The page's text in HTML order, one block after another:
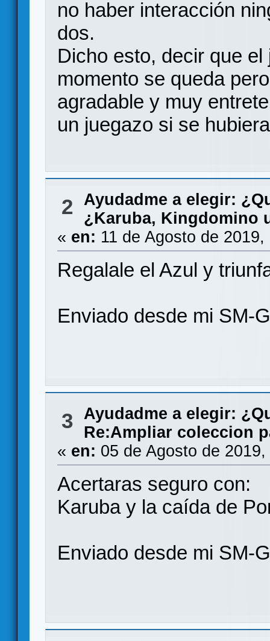
no haber interacción
dos.
Dicho esto, decir que
momento se queda
agradable y muy
un juegazo si se
2
Ayudadme a elegir:
¿Karuba, Kingdomino
« en: 11 de Agosto de
Regalale el Azul y
Enviado desde mi SM-
3 Ayudadme a elegir:
Re:Ampliar coleccion
« en: 05 de Agosto de
Acertaras seguro con:
Karuba y la caída de
Enviado desde mi SM-